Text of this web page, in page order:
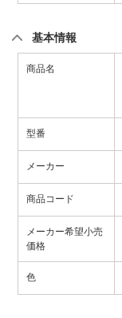
基本情報
商品名
型番
メーカー
商品コード
メーカー希望小売
価格
色